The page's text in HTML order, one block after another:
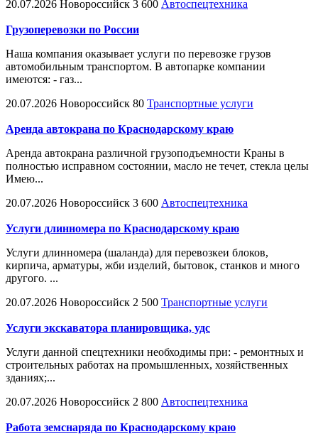
20.07.2026 Новороссийск 3 600 Автоспецтехника
Грузоперевозки по России
Наша компания оказывает услуги по перевозке грузов
автомобильным транспортом. В автопарке компании
имеются: - газ...
20.07.2026 Новороссийск 80 Транспортные услуги
Аренда автокрана по Краснодарскому краю
Аренда автокрана различной грузоподъемности Краны в
полностью исправном состоянии, масло не течет, стекла целы
Имею...
20.07.2026 Новороссийск 3 600 Автоспецтехника
Услуги длинномера по Краснодарскому краю
Услуги длинномера (шаланда) для перевозкеи блоков,
кирпича, арматуры, жби изделий, бытовок, станков и много
другого. ...
20.07.2026 Новороссийск 2 500 Транспортные услуги
Услуги экскаватора планировщика, удс
Услуги данной спецтехники необходимы при: - ремонтных и
строительных работах на промышленных, хозяйственных
зданиях;...
20.07.2026 Новороссийск 2 800 Автоспецтехника
Работа земснаряда по Краснодарскому краю